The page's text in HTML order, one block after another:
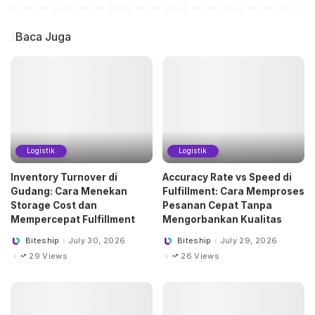
Baca Juga
Logistik
Inventory Turnover di
Gudang: Cara Menekan
Storage Cost dan
Mempercepat Fulfillment
PostedBiteship
July 30, 2026
29 Views
Logistik
Accuracy Rate vs Speed di
Fulfillment: Cara Memproses
Pesanan Cepat Tanpa
Mengorbankan Kualitas
PostedBiteship
July 29, 2026
26 Views